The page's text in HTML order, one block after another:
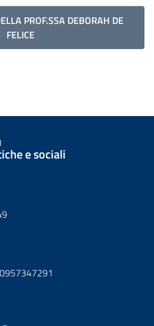
PROF.SSA DEBORAH DE
FELICE
e sociali